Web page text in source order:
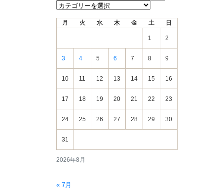
新
2026年8月
月 火 水 木 金 土 日
1 2
3 4 5 6 7 8 9
10 11 12 13 14 15 16
17 18 19 20 21 22 23
24 25 26 27 28 29 30
31
« 7月